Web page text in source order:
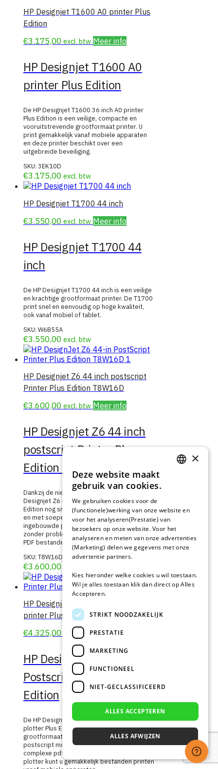
HP Designjet T1600 A0 printer Plus
Edition
€3.175,00 excl. btw Meer info
HP Designjet T1600 A0
printer Plus Edition
De HP Designjet T1600 36 inch A0 printer
Plus Edition is een veilige, compacte en
vooruitstrevende grootformaat printer. U
print gemakkelijk vanaf mobiele apparaten
en deze printer beschikt over een
uitgebreide beveiliging.
SKU: 3EK10D
€3.175,00 excl. btw
HP Designjet T1700 44 inch
€3.550,00 excl. btw Meer info
HP Designjet T1700 44
inch
De HP Designjet T1700 44 inch is een veilige
en krachtige grootformaat printer. De T1700
print snel en eenvoudig op hoge kwaliteit,
ook vanaf mobiel of tablet.
SKU: W6B55A
€3.550,00 excl. btw
HP Designjet Z6 44 inch postscript
Printer Plus Edition T8W16D
€3.600,00 excl. btw Meer info
HP Designjet Z6 44 inch
postscript Printer Plus
Edition T8W16D
Dankzij de nieuwe technologie print de HP
Designjet Z6 44 inch Postscript printer Plus
Edition nog sneller, met nog hogere kwaliteit
en met soepele kleurovergangen. De
ingebouwde postscript module verwerkt
zonder problemen uw complexe en gelaagde
PDF bestanden.
SKU: T8W16D
€3.600,00
HP Designjet T1600 Postscript A0
printer Plus Edition
€4.325,00 excl. btw Meer info
HP Designjet T1600
Postscript A0 printer Plus
Edition
De HP Designjet T1600 36 inch postscript
plotter Plus Edition is veilig en compact. Deze
grootformaat printer is voorzien van een
postscript module voor het afdrukken van
complexe pdf bestanden. Met deze A0
plotter kunt u gemakkelijk bestanden printen
GERMAN
×
Deze website maakt
gebruik van cookies.
We gebruiken cookies voor de
(functionele)werking van onze website en
voor het analyseren(Prestatie) van
bezoekers op onze website. Voor het
analyseren en meten van onze advertenties
(Marketing) delen we gegevens met onze
advertentie partners.
Kies hieronder welke cookies u wil toestaan.
Wil je alles toestaan klik dan direct op Alles
Accepteren.
STRIKT NOODZAKELIJK
PRESTATIE
MARKETING
FUNCTIONEEL
NIET-GECLASSIFICEERD
ALLES ACCEPTEREN
ALLES AFWIJZEN